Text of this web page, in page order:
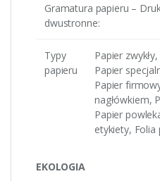
Gramatura papieru –
dwustronne:
Typy
papieru
Papier
Papier
Papier
nagłówkiem,
Papier
etykiety, Folia
EKOLOGIA